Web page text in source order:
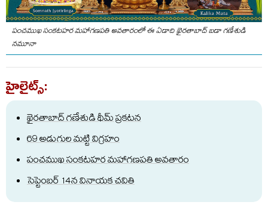
పంచముఖ సంకటహర మహాగణపతి అవతారంలో ఈ ఏడాది ఖైరతాబాద్ బడా గణేశుడి
నమూనా
హైలైట్స్:
ఖైరతాబాద్ గణేశుడి థీమ్ ప్రకటన
69 అడుగుల మట్టి విగ్రహం
పంచముఖ సంకటహర మహాగణపతి అవతారం
సెప్టెంబర్ 14న వినాయక చవితి